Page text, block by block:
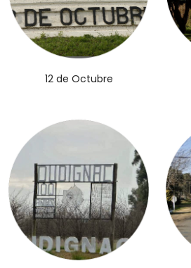
12 de Octubre